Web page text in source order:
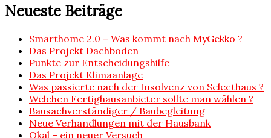
Neueste Beiträge
Smarthome 2.0 – Was kommt nach MyGekko ?
Das Projekt Dachboden
Punkte zur Entscheidungshilfe
Das Projekt Klimaanlage
Was passierte nach der Insolvenz von Selecthaus ?
Welchen Fertighausanbieter sollte man wählen ?
Bausachverständiger / Baubegleitung
Neue Verhandlungen mit der Hausbank
Okal – ein neuer Versuch